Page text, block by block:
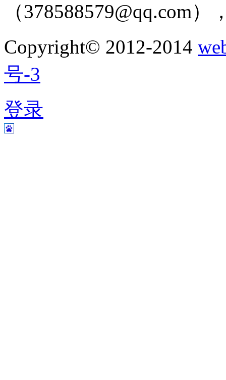
（378588579@qq.com
Copyright© 2012-2014
号-3
登录